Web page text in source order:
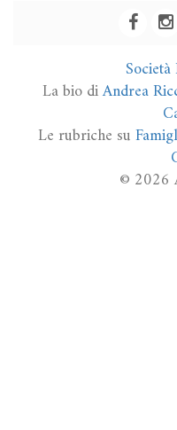
La bio diAndrea
Le rubriche su
© 2026